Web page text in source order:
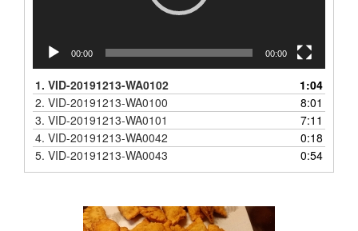
00:00 00:00
1. VID-20191213-WA0102
1:04
2. VID-20191213-WA0100
8:01
3. VID-20191213-WA0101
7:11
4. VID-20191213-WA0042
0:18
5. VID-20191213-WA0043 0:54